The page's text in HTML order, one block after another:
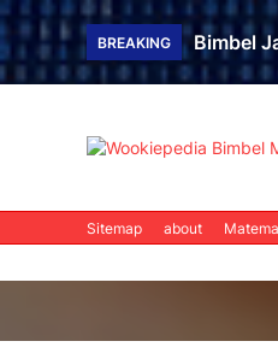
BREAKING Bimbel
Sitemap about